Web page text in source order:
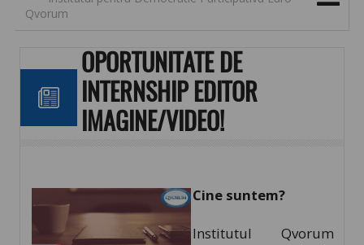
Qvorum
OPORTUNITATE DE
INTERNSHIP EDITOR
IMAGINE/VIDEO!
Cine suntem?
Institutul Qvorum